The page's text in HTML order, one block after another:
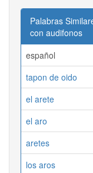
Palabras
con audifonos
español
tapon de oido
el arete
el aro
aretes
los aros